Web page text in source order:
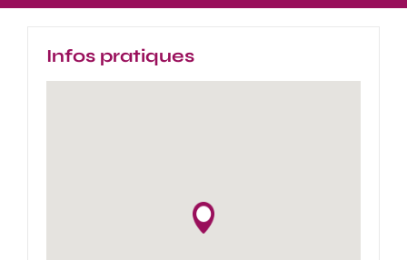
Infos pratiques